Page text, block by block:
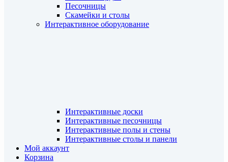
Песочницы
Скамейки и столы
Интерактивное оборудование
Интерактивные доски
Интерактивные песочницы
Интерактивные полы и стены
Интерактивные столы и панели
Мой аккаунт
Корзина